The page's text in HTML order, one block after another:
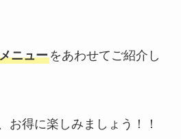
ニューをあわせてご紹介し
お得に楽しみましょう！！